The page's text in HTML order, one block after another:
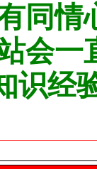
同
会
识经